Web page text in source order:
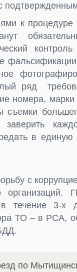
к
ряд
номера,
заверить
в
с
течение 3-х
ТО – в
по